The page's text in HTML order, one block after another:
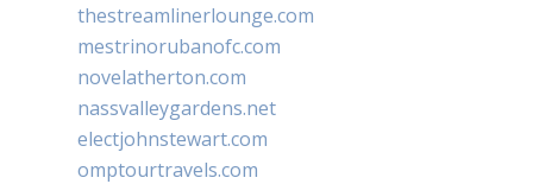
thestreamlinerlounge.com
mestrinorubanofc.com
novelatherton.com
nassvalleygardens.net
electjohnstewart.com
omptourtravels.com